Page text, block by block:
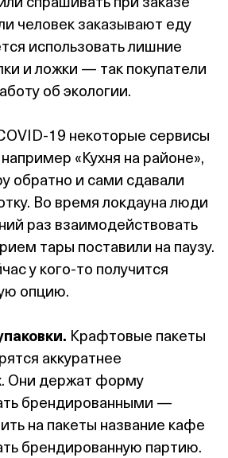
человек заказывают еду
использовать лишние
и ложки — так покупатели
об экологии.
некоторые сервисы
«Кухня на районе»,
обратно и сами сдавали
Во время локдауна люди
раз взаимодействовать
тары поставили на паузу.
у кого‑то получится
опцию.
Крафтовые пакеты
аккуратнее
Они держат форму
брендированными —
на пакеты название кафе
брендированную партию.